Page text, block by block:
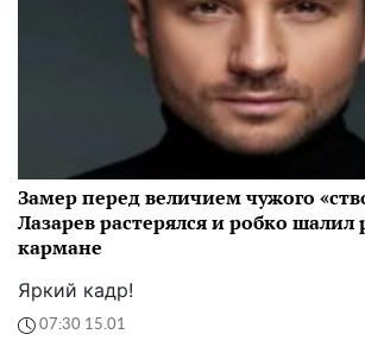
Замер перед величием чужого
Лазарев растерялся и робко шалил
кармане
Яркий кадр!
07:30 15.01